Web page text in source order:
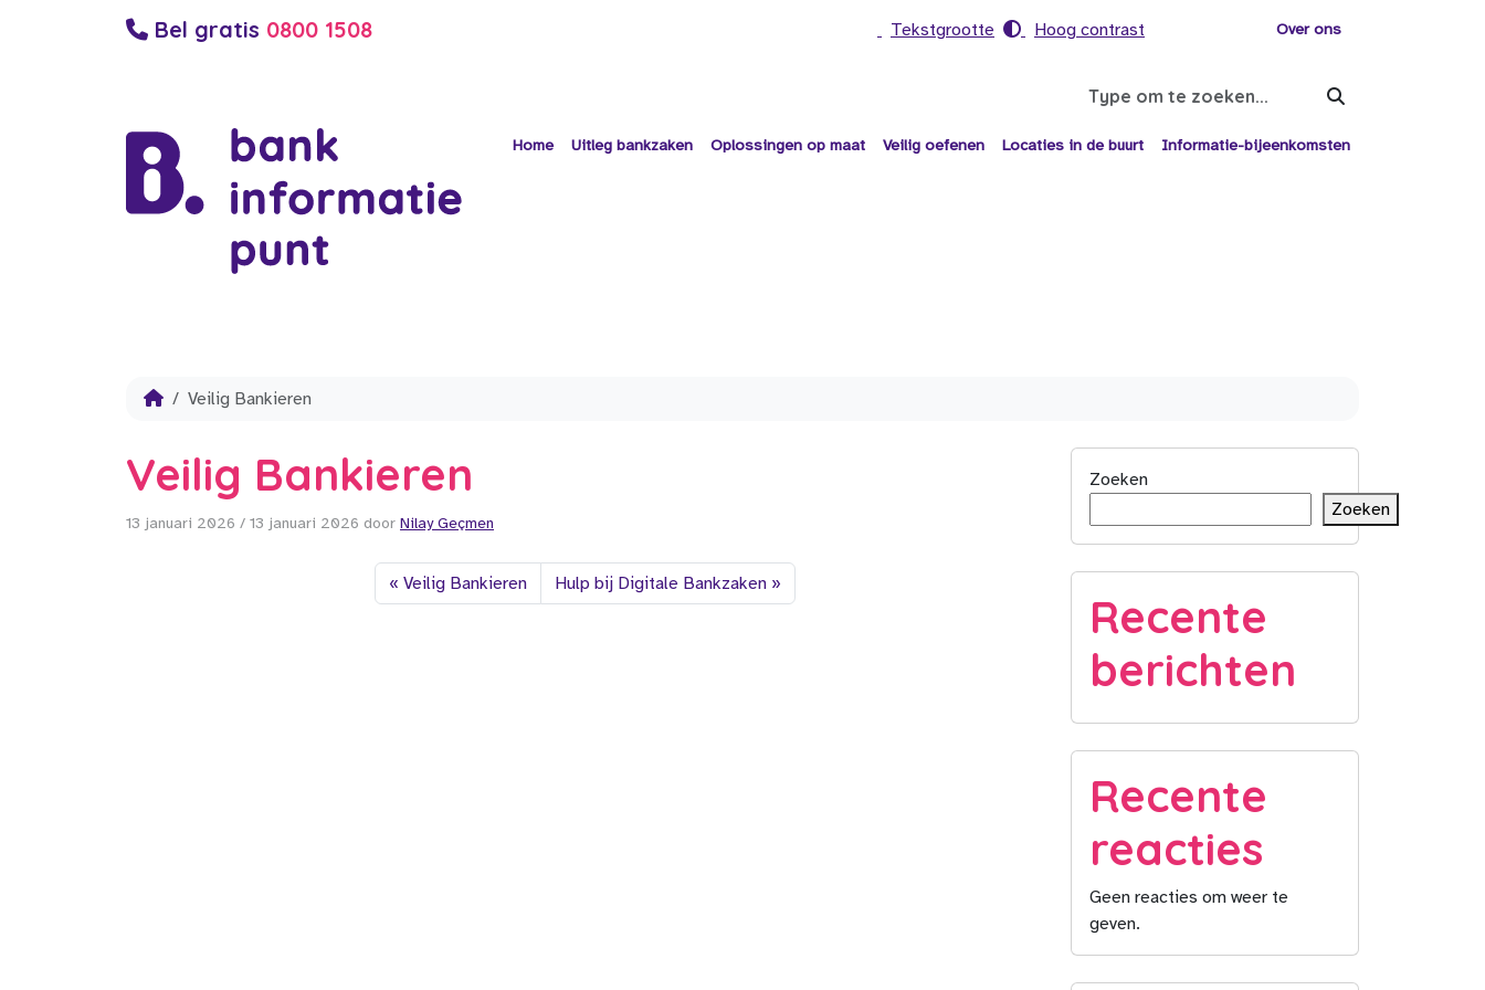
Bel gratis 0800 1508 Tekstgrootte Hoog contrast Over ons
Search
Home Uitleg bankzaken Oplossingen op maat Veilig oefenen Locaties in de buurt Informatie-bijeenkomsten
Veilig Bankieren
Veilig Bankieren
13 januari 2026 / 13 januari 2026 door Nilay Geçmen
Veilig Bankieren Hulp bij Digitale Bankzaken
Zoeken
Zoeken
Recente
berichten
Recente
reacties
Geen reacties om weer te
geven.